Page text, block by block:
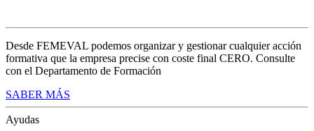
Desde FEMEVAL podemos organizar y gestionar cualquier acción
formativa que la empresa precise con coste final CERO. Consulte
con el Departamento de Formación
SABER MÁS
Ayudas